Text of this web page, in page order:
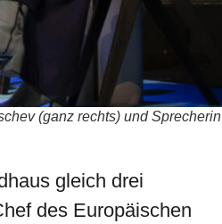
(ganz rechts) und Sprecherin
gleich drei
des Europäischen